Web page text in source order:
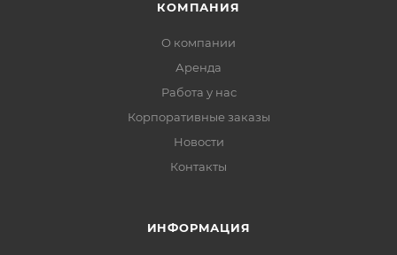
КОМПАНИЯ
О компании
Аренда
Работа у нас
Корпоративные заказы
Новости
Контакты
ИНФОРМАЦИЯ